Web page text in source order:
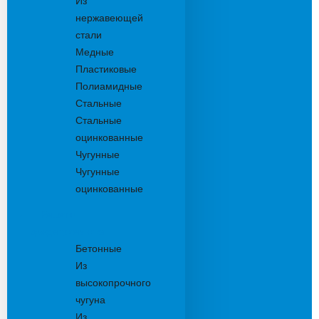
нержавеющей
стали
Медные
Пластиковые
Полиамидные
Стальные
Стальные
оцинкованные
Чугунные
Чугунные
оцинкованные
Бетонные
Из
высокопрочного
чугуна